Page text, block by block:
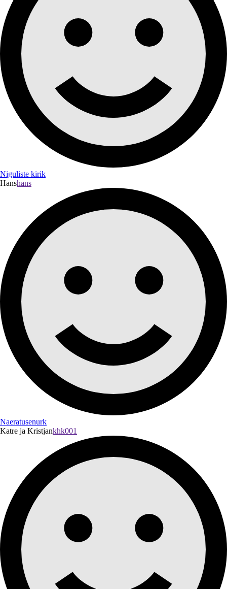
Niguliste kirik
Hanshans
Naeratusenurk
Katre ja Kristjankhk001